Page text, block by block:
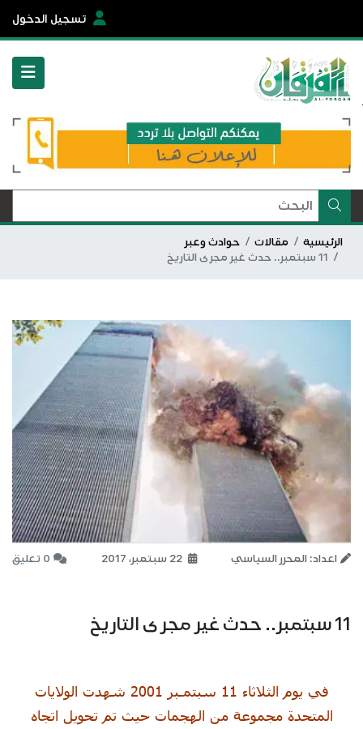
تسجيل الدخول
الرئيسية مقالات
حوادث وعبر
11 سبتمبر.. حدث غير مجرى التاريخ
اعداد: المحرر السياسي 22 سبتمبر، 2017 0 تعليق
11 سبتمبر.. حدث غير مجرى التاريخ
في يوم الثلاثاء 11 سبتمـبر 2001 شهدت الولايات
المتحدة مجموعة من الهجمات حيث تم تحويل اتجاه